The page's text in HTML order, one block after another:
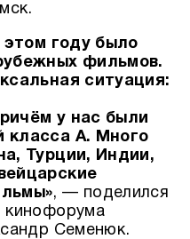
этом году было
фильмов.
ситуация:
у нас были
класса А. Много
Турции, Индии,
, — поделился
кинофорума
Семенюк.